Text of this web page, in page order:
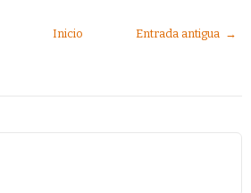
Entrada antigua →
Inicio